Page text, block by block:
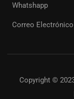
Whatshapp
Correo Electrónico
Copyright ©